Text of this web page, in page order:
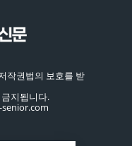
작권법의 보호를 받
금지됩니다.